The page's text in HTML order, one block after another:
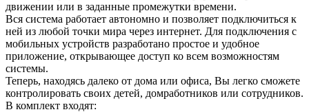
движении или в заданные промежутки времени.
Вся система работает автономно и позволяет подключиться к
ней из любой точки мира через интернет. Для подключения с
мобильных устройств разработано простое и удобное
приложение, открывающее доступ ко всем возможностям
системы.
Теперь, находясь далеко от дома или офиса, Вы легко сможете
контролировать своих детей, домработников или сотрудников.
В комплект входят: